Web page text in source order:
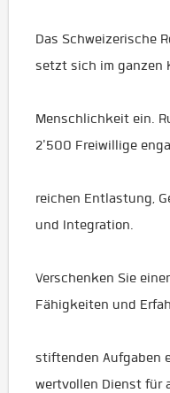
Das Schweizerische
setzt sich im ganzen
Menschlichkeit ein.
2'500 Freiwillige
reichen Entlastung,
und Integration.
Verschenken Sie
Fähigkeiten und
stiftenden Aufgaben
wertvollen Dienst für